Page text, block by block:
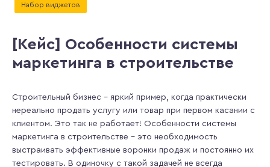
Набор виджетов
[Кейс] Особенности системы
маркетинга в строительстве
Строительный бизнес – яркий пример, когда практически
нереально продать услугу или товар при первом касании с
клиентом. Это так не работает! Особенности системы
маркетинга в строительстве – это необходимость
выстраивать эффективные воронки продаж и постоянно их
тестировать. В одиночку с такой задачей не всегда